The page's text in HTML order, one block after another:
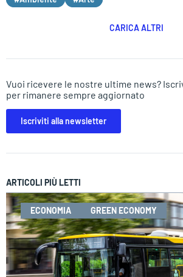
CARICA ALTRI
Vuoi ricevere le nostre ultime news?
per rimanere sempre aggiornato
Iscriviti alla newsletter
ARTICOLI PIÙ LETTI
ECONOMIA GREEN ECONOMY